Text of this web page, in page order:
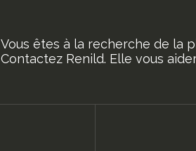
Vous êtes à la recherche de la
Contactez Renild. Elle vous